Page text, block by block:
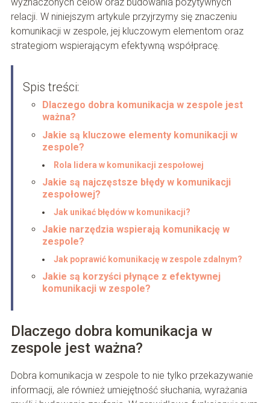
relacji. W niniejszym artykule przyjrzymy się znaczeniu
komunikacji w zespole, jej kluczowym elementom oraz
strategiom wspierającym efektywną współpracę.
Spis treści:
Dlaczego dobra komunikacja w zespole jest
ważna?
Jakie są kluczowe elementy komunikacji w
zespole?
Rola lidera w komunikacji zespołowej
Jakie są najczęstsze błędy w komunikacji
zespołowej?
Jak unikać błędów w komunikacji?
Jakie narzędzia wspierają komunikację w
zespole?
Jak poprawić komunikację w zespole zdalnym?
Jakie są korzyści płynące z efektywnej
komunikacji w zespole?
Dlaczego dobra komunikacja w
zespole jest ważna?
Dobra komunikacja w zespole to nie tylko przekazywanie
informacji, ale również umiejętność słuchania, wyrażania